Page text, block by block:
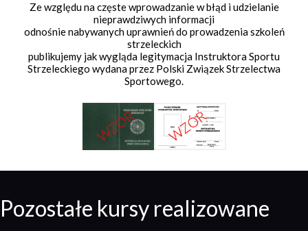
Ze względu na częste wprowadzanie w błąd i udzielanie
nieprawdziwych informacji
odnośnie nabywanych uprawnień do prowadzenia szkoleń
strzeleckich
publikujemy jak wygląda legitymacja Instruktora Sportu
Strzeleckiego wydana przez Polski Związek Strzelectwa
Sportowego.
Pozostałe kursy realizowane